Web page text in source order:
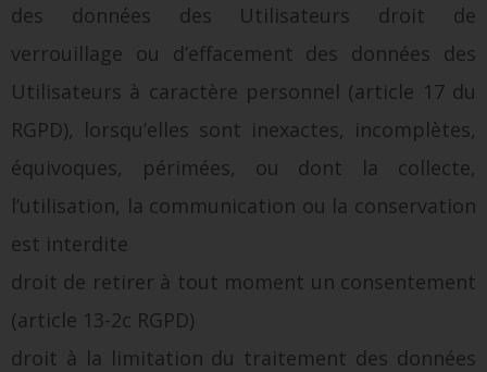
des données des Utilisateurs droit de
verrouillage ou d’effacement des données des
Utilisateurs à caractère personnel (article 17 du
RGPD), lorsqu’elles sont inexactes, incomplètes,
équivoques, périmées, ou dont la collecte,
l’utilisation, la communication ou la conservation
est interdite
droit de retirer à tout moment un consentement
(article 13-2c RGPD)
droit à la limitation du traitement des données